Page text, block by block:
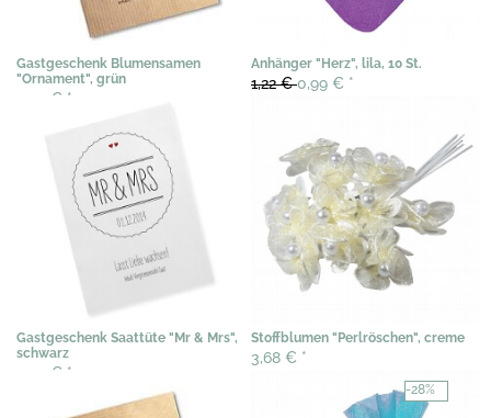
Gastgeschenk Blumensamen
"Ornament", grün
3,07 € *
Anhänger "Herz", lila, 10 St.
1,22 €0,99 € *
Gastgeschenk Saattüte "Mr & Mrs",
schwarz
3,07 € *
Stoffblumen "Perlröschen", creme
3,68 € *
-28%